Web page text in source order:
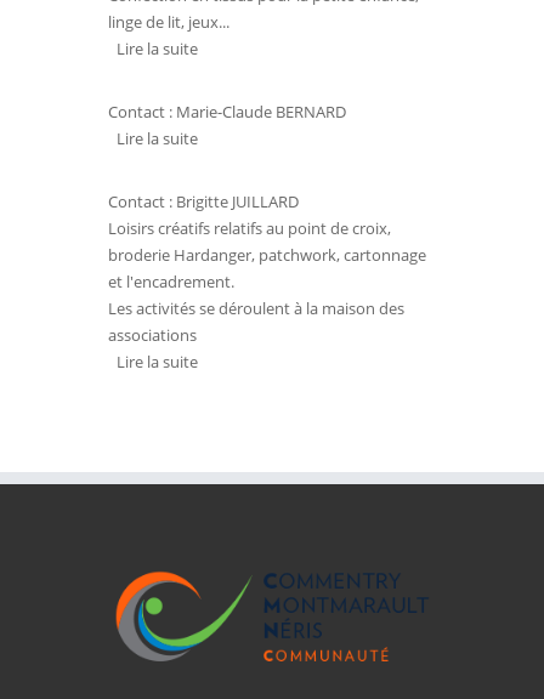
linge de lit, jeux...
Lire la suitede LA COUSERIE DE MAMINOU
Contact : Marie-Claude BERNARD
Lire la suitede MONTMARAULT DENTELLE
Contact : Brigitte JUILLARD
Loisirs créatifs relatifs au point de croix,
broderie Hardanger, patchwork, cartonnage
et l'encadrement.
Les activités se déroulent à la maison des
associations
Lire la suitede 1, 2, 3 PETITS POINTS